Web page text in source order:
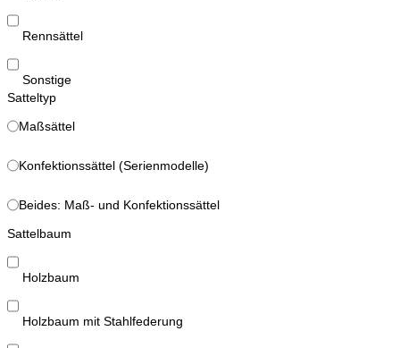
Rennsättel
Sonstige
Satteltyp
Maßsättel
Konfektionssättel (Serienmodelle)
Beides: Maß- und Konfektionssättel
Sattelbaum
Holzbaum
Holzbaum mit Stahlfederung